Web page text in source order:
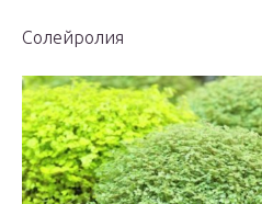
Солейролия